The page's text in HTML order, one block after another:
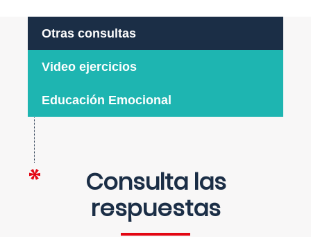
Otras consultas
Video ejercicios
Educación Emocional
Consulta las
respuestas